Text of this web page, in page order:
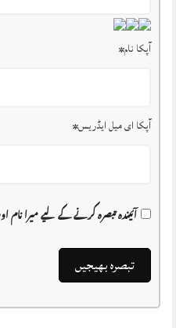
آپکا نام*
آپکا ای میل ایڈریس*
آئیندہ تبصرہ کرنے کے لیے میرا